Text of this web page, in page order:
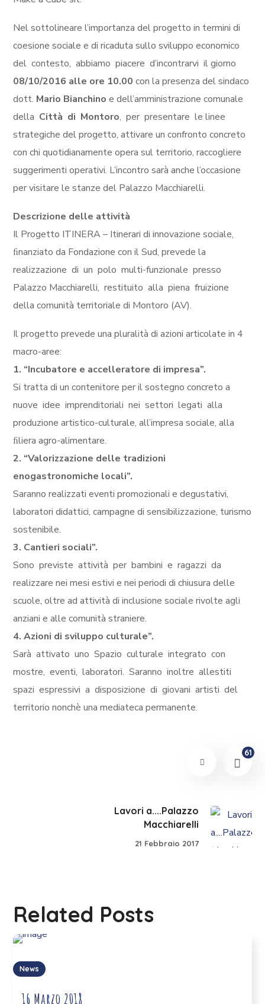
Nel sottolineare l’importanza del progetto in termini di
coesione sociale e di ricaduta sullo sviluppo economico
del contesto, abbiamo piacere d’incontrarvi il giorno
08/10/2016 alle ore 10.00 con la presenza del sindaco
dott. Mario Bianchino e dell’amministrazione comunale
della Città di Montoro, per presentare le linee
strategiche del progetto, attivare un confronto concreto
con chi quotidianamente opera sul territorio, raccogliere
suggerimenti operativi. L’incontro sarà anche l’occasione
per visitare le stanze del Palazzo Macchiarelli.
Descrizione delle attività
Il Progetto ITINERA – Itinerari di innovazione sociale,
ﬁnanziato da Fondazione con il Sud, prevede la
realizzazione di un polo multi-funzionale presso
Palazzo Macchiarelli, restituito alla piena fruizione
della comunità territoriale di Montoro (AV).
Il progetto prevede una pluralità di azioni articolate in 4
macro-aree:
1. “Incubatore e accelleratore di impresa”.
Si tratta di un contenitore per il sostegno concreto a
nuove idee imprenditoriali nei settori legati alla
produzione artistico-culturale, all’impresa sociale, alla
ﬁliera agro-alimentare.
2. “Valorizzazione delle tradizioni
enogastronomiche locali”.
Saranno realizzati eventi promozionali e degustativi,
laboratori didattici, campagne di sensibilizzazione, turismo
sostenibile.
3. Cantieri sociali”.
Sono previste attività per bambini e ragazzi da
realizzare nei mesi estivi e nei periodi di chiusura delle
scuole, oltre ad attività di inclusione sociale rivolte agli
anziani e alle comunità straniere.
4. Azioni di sviluppo culturale”.
Sarà attivato uno Spazio culturale integrato con
mostre, eventi, laboratori. Saranno inoltre allestiti
spazi espressivi a disposizione di giovani artisti del
territorio nonchè una mediateca permanente.
61
Lavori a....Palazzo
Macchiarelli
21 Febbraio 2017
Related Posts
News
16 Marzo 2018